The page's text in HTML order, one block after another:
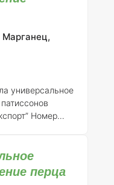
Это
что
для
Марганец,
универсальное
Номер
718)Общее
универсальным
перца